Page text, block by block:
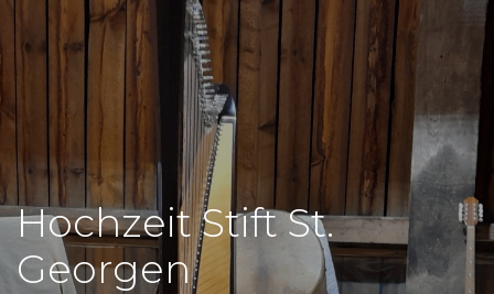
Hochzeit Stift St.
Georgen